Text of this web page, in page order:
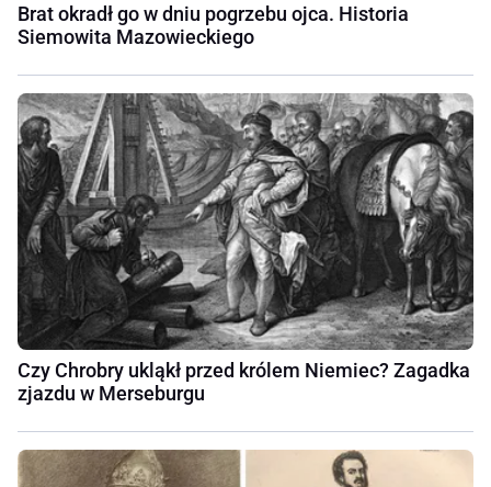
Brat okradł go w dniu pogrzebu ojca. Historia
Siemowita Mazowieckiego
Czy Chrobry ukląkł przed królem Niemiec? Zagadka
zjazdu w Merseburgu